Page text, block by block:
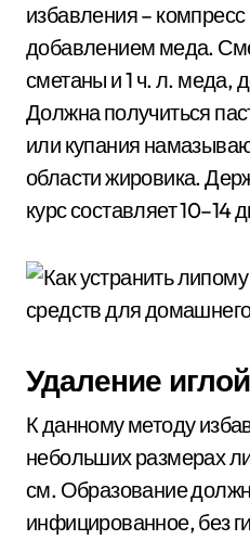
избавления –
добавлением меда.
сметаны и 1 ч. л. меда,
Должна получиться
или купания
области жировика.
курс составляет 10–14
Удаление иглой
К данному методу
небольших размерах
см. Образование
инфицированное, без